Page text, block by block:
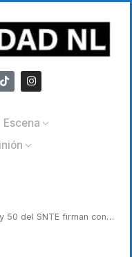
Escena
firman convenio de colaboración con CONAGUA